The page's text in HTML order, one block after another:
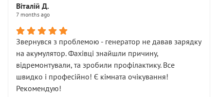
НЕ погоджував
послуга. Тим більше, я був поруч і жодної реальної
діагностики ходової не проводилось. Після
зауваження гроші за цю “послугу” повернули, що
лише підтвердило мою правоту.
Але головне — я виїжджаю з боксу, і скрип у гальмах
залишився таким самим, як і був. Тобто оплачена
Віталій Д.
7 months ago
Звернувся з проблемою - генератор не давав зарядку
на акумулятор. Фахівці знайшли причину,
відремонтували, та зробили профілактику. Все
швидко і професійно! Є кімната очікування!
Рекомендую!